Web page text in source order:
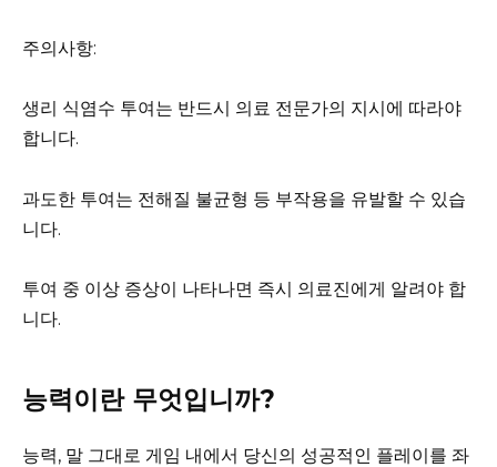
주의사항:
생리 식염수 투여는 반드시 의료 전문가의 지시에 따라야
합니다.
과도한 투여는 전해질 불균형 등 부작용을 유발할 수 있습
니다.
투여 중 이상 증상이 나타나면 즉시 의료진에게 알려야 합
니다.
능력이란 무엇입니까?
능력, 말 그대로 게임 내에서 당신의 성공적인 플레이를 좌